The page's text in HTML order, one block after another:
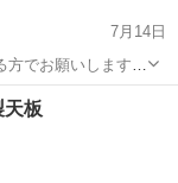
7月14日
でお願いします。
天板